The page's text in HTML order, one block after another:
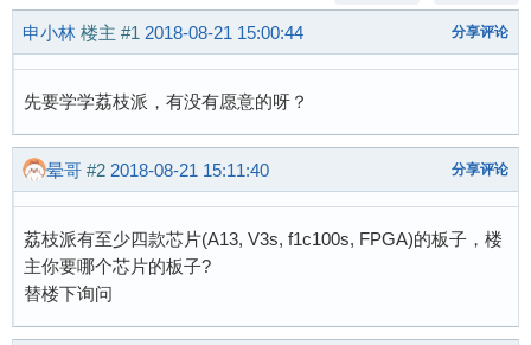
申小林 楼主 #1 2018-08-21 15:00:44 分享评论
先要学学荔枝派，有没有愿意的呀？
晕哥 #2 2018-08-21 15:11:40 分享评论
荔枝派有至少四款芯片(A13, V3s, f1c100s, FPGA)的板子，楼
主你要哪个芯片的板子?
替楼下询问